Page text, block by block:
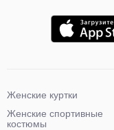
Женские куртки
Женские спортивные
костюмы